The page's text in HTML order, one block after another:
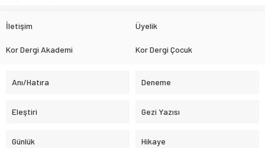
İletişim Üyelik
Kor Dergi Akademi Kor Dergi Çocuk
Anı/Hatıra Deneme
Eleştiri Gezi Yazısı
Günlük Hikaye